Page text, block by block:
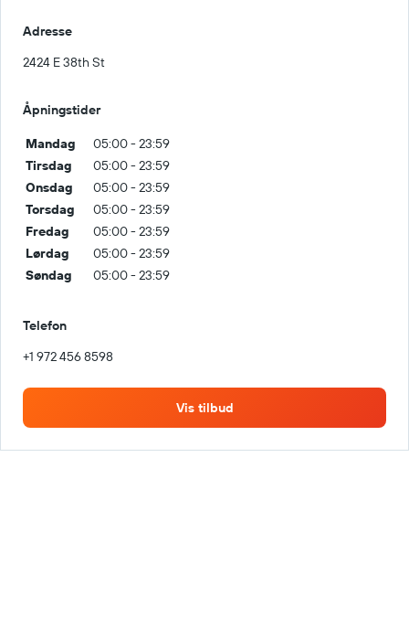
Adresse
2424 E 38th St
Åpningstider
Mandag
05:00 - 23:59
Tirsdag
05:00 - 23:59
Onsdag
05:00 - 23:59
Torsdag
05:00 - 23:59
Fredag
05:00 - 23:59
Lørdag
05:00 - 23:59
Søndag
05:00 - 23:59
Telefon
+1 972 456 8598
Vis tilbud